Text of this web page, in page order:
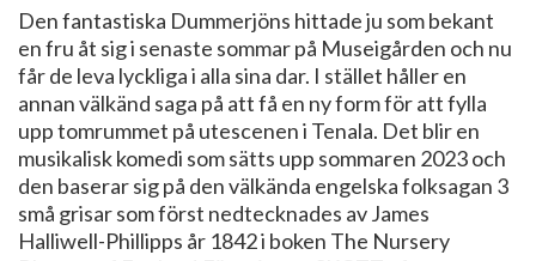
Den fantastiska Dummerjöns hittade ju som bekant
en fru åt sig i senaste sommar på Museigården och nu
får de leva lyckliga i alla sina dar. I stället håller en
annan välkänd saga på att få en ny form för att fylla
upp tomrummet på utescenen i Tenala. Det blir en
musikalisk komedi som sätts upp sommaren 2023 och
den baserar sig på den välkända engelska folksagan 3
små grisar som först nedtecknades av James
Halliwell-Phillipps år 1842 i boken The Nursery